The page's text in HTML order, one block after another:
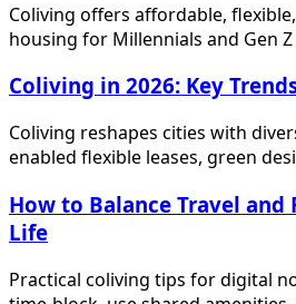
Coliving offers affordable,
housing for Millennials and Gen Z
Coliving in 2026: Key
Coliving reshapes cities with
enabled flexible leases, green
How to Balance Travel
Life
Practical coliving tips for digital